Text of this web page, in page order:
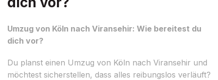
Umzug von Köln nach Viransehir: Wie bereitest du
dich vor?
Du planst einen Umzug von Köln nach Viransehir und
möchtest sicherstellen, dass alles reibungslos verläuft?